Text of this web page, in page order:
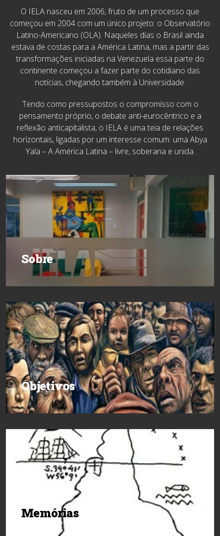
O IELA nasceu em 2006, fruto de um processo que
começou em 2004 com um único projeto: o Observatório
Latino-Americano (OLA). Naqueles dias o Brasil ainda
estava de costas para a América Latina, mas a partir das
transformações iniciadas na Venezuela essa parte do
continente começou a fazer parte do cotidiano das
notícias, chegando também à Universidade.
Tendo como pressupostos o compromisso com o
pensamento próprio, o debate anti-eurocêntrico e a
reflexão anticapitalista, o IELA é uma teia de relações
horizontais, ligadas por um interesse comum: uma Abya
Yala – A América Latina – livre, soberana e unida.
Sobre
Objetivos
Memórias